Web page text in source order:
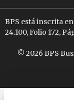
BPS está inscrita
24.100, Folio 172,
© 2026 BPS